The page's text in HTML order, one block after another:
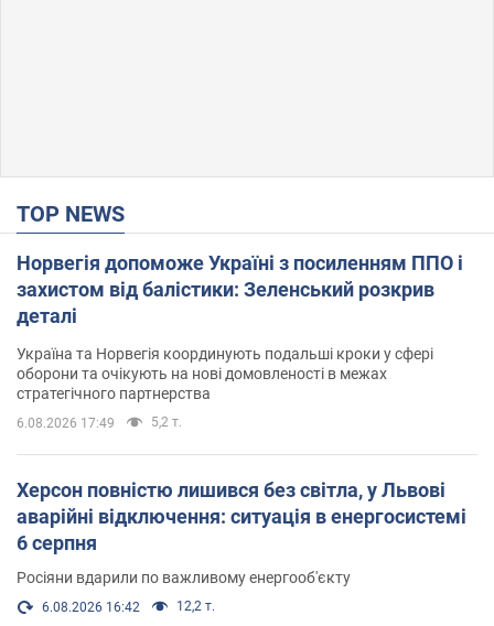
TOP NEWS
Норвегія допоможе Україні з посиленням ППО і
захистом від балістики: Зеленський розкрив
деталі
Україна та Норвегія координують подальші кроки у сфері
оборони та очікують на нові домовленості в межах
стратегічного партнерства
6.08.2026 17:49 5,2 т.
Херсон повністю лишився без світла, у Львові
аварійні відключення: ситуація в енергосистемі
6 серпня
Росіяни вдарили по важливому енергооб'єкту
6.08.2026 16:42 12,2 т.